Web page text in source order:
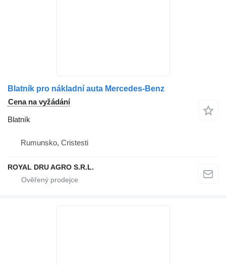
Blatník pro nákladní auta Mercedes-Benz
Cena na vyžádání
Blatník
Rumunsko, Cristesti
ROYAL DRU AGRO S.R.L.